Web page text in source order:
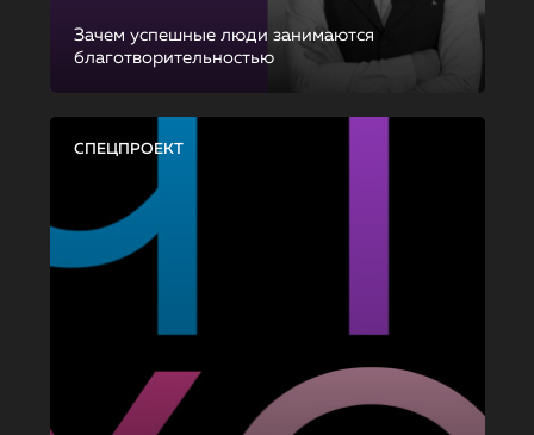
Зачем успешные люди занимаются
благотворительностью
СПЕЦПРОЕКТ